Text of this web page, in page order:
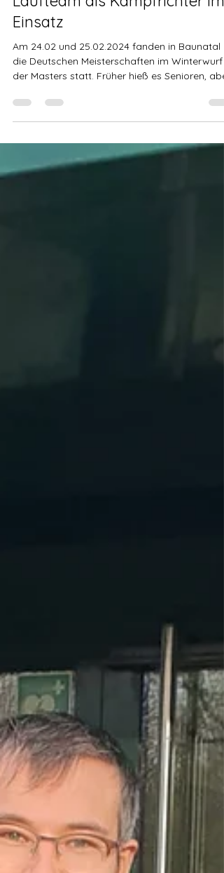
Deutsche Meisterschaften...das
Laufteam als Kampfrichter im
Einsatz
Am 24.02 und 25.02.2024 fanden in Baunatal
der Masters statt. Früher hieß es Senioren,